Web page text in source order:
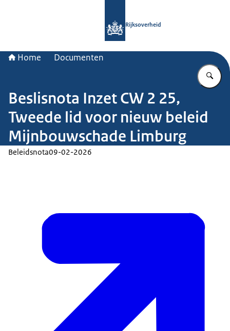
Rijksoverheid
Home Documenten
Beslisnota Inzet CW 2 25,
Tweede lid voor nieuw beleid
Mijnbouwschade Limburg
Beleidsnota09-02-2026